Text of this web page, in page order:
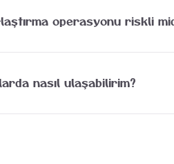
aşısından en az bir ay
operasyonu riskli
nasıl ulaşabilirim?